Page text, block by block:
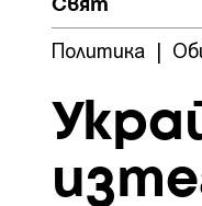
Свят
Политика |